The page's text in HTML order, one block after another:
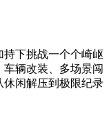
持下挑战一个个崎岖
辆改装、多场景闯
休闲解压到极限纪录